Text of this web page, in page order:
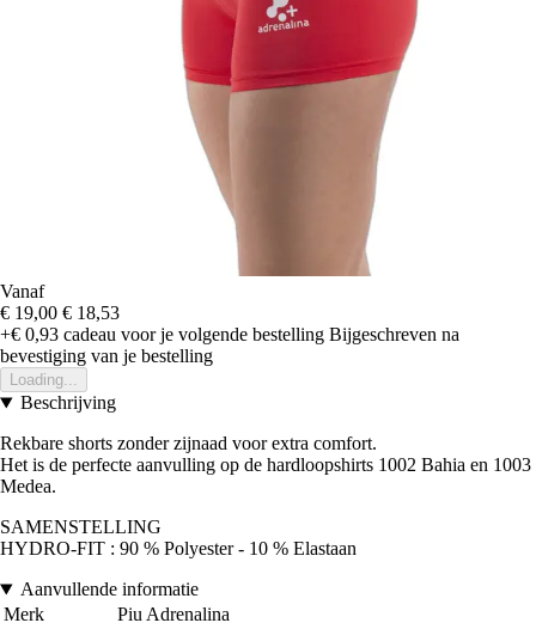
Vanaf
€ 19,00 € 18,53
+€ 0,93 cadeau voor je volgende bestelling Bijgeschreven na
bevestiging van je bestelling
Loading...
Beschrijving
Rekbare shorts zonder zijnaad voor extra comfort.
Het is de perfecte aanvulling op de hardloopshirts 1002 Bahia en 1003
Medea.
SAMENSTELLING
HYDRO-FIT : 90 % Polyester - 10 % Elastaan
Aanvullende informatie
Merk
Piu Adrenalina